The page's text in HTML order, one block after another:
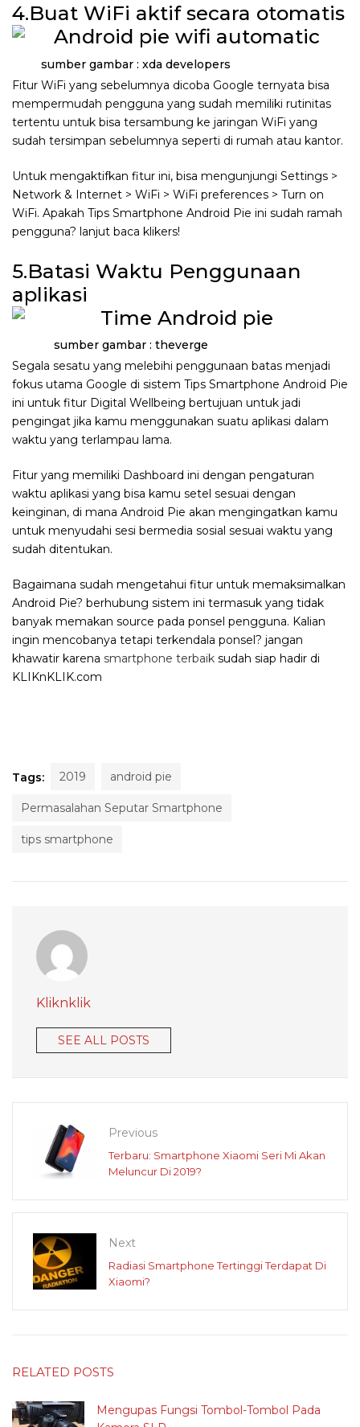
4.Buat WiFi aktif secara otomatis
sumber gambar : xda developers
Fitur WiFi yang sebelumnya dicoba Google ternyata bisa
mempermudah pengguna yang sudah memiliki rutinitas
tertentu untuk bisa tersambung ke jaringan WiFi yang
sudah tersimpan sebelumnya seperti di rumah atau kantor.
Untuk mengaktifkan fitur ini, bisa mengunjungi Settings >
Network & Internet > WiFi > WiFi preferences > Turn on
WiFi. Apakah Tips Smartphone Android Pie ini sudah ramah
pengguna? lanjut baca klikers!
5.Batasi Waktu Penggunaan
aplikasi
sumber gambar : theverge
Segala sesatu yang melebihi penggunaan batas menjadi
fokus utama Google di sistem Tips Smartphone Android Pie
ini untuk fitur Digital Wellbeing bertujuan untuk jadi
pengingat jika kamu menggunakan suatu aplikasi dalam
waktu yang terlampau lama.
Fitur yang memiliki Dashboard ini dengan pengaturan
waktu aplikasi yang bisa kamu setel sesuai dengan
keinginan, di mana Android Pie akan mengingatkan kamu
untuk menyudahi sesi bermedia sosial sesuai waktu yang
sudah ditentukan.
Bagaimana sudah mengetahui fitur untuk memaksimalkan
Android Pie? berhubung sistem ini termasuk yang tidak
banyak memakan source pada ponsel pengguna. Kalian
ingin mencobanya tetapi terkendala ponsel? jangan
khawatir karena smartphone terbaik sudah siap hadir di
KLIKnKLIK.com
Tags: 2019 android pie
Permasalahan Seputar Smartphone
tips smartphone
Kliknklik
SEE ALL POSTS
Previous
Terbaru: Smartphone Xiaomi Seri Mi Akan
Meluncur Di 2019?
Next
Radiasi Smartphone Tertinggi Terdapat Di
Xiaomi?
RELATED POSTS
Mengupas Fungsi Tombol-Tombol Pada